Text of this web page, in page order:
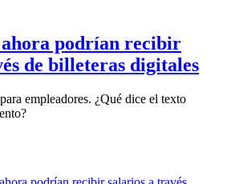
podrían recibir
de billeteras digitales
empleadores. ¿Qué dice el texto